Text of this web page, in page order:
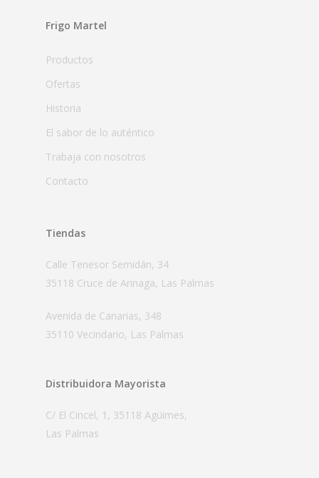
Frigo Martel
Productos
Ofertas
Historia
El sabor de lo auténtico
Trabaja con nosotros
Contacto
Tiendas
Calle Tenesor Semidán, 34
35118 Cruce de Arinaga, Las Palmas
Avenida de Canarias, 348
35110 Vecindario, Las Palmas
Distribuidora Mayorista
C/ El Cincel, 1, 35118 Agüimes,
Las Palmas